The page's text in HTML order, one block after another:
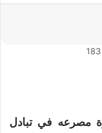
183
مصرعه في تبادل